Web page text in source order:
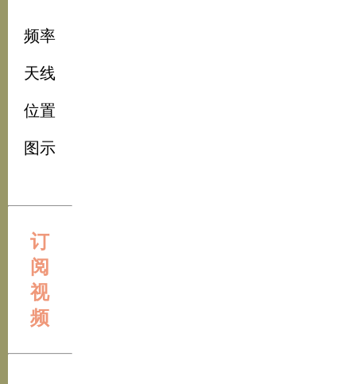
频率
天线
位置
图示
订
阅
视
频